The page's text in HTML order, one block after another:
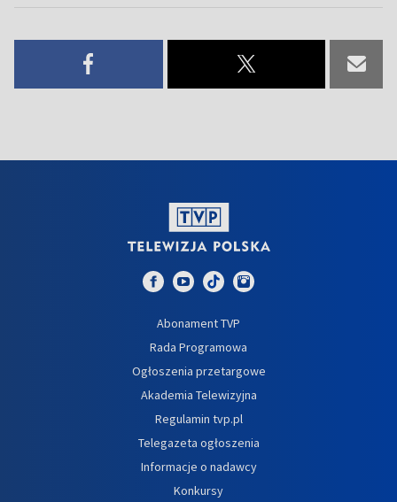
Abonament TVP
Rada Programowa
Ogłoszenia przetargowe
Akademia Telewizyjna
Regulamin tvp.pl
Telegazeta ogłoszenia
Informacje o nadawcy
Konkursy